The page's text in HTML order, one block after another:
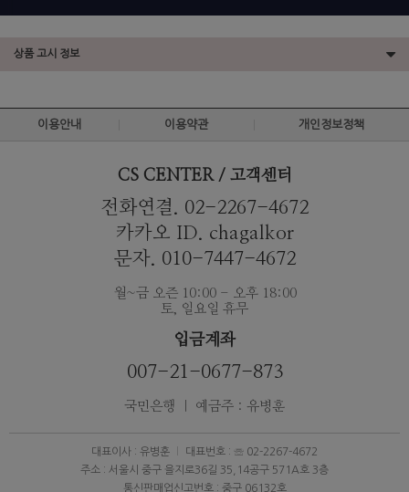
상품 고시 정보
이용안내 이용약관 개인정보정책
CS CENTER / 고객센터
전화연결. 02-2267-4672
카카오 ID. chagalkor
문자. 010-7447-4672
월~금 오즌 10:00 - 오후 18:00
토, 일요일 휴무
입금계좌
007-21-0677-873
국민은행 ｜ 예금주 : 유병훈
대표이사 : 유병훈
대표번호 : ☏ 02-2267-4672
주소 : 서울시 중구 을지로36길 35,14공구 571A호 3층
통신판매업신고번호 : 중구 06132호